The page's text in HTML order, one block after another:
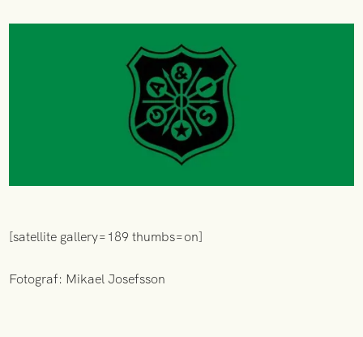
[satellite gallery=189 thumbs=on]
Fotograf: Mikael Josefsson